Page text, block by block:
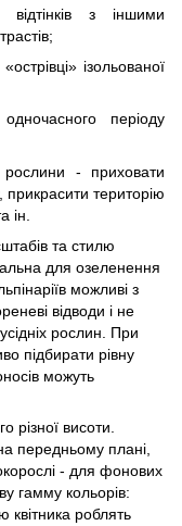
відтінків з іншими
ізольованої
періоду
рослини - приховати
прикрасити територію
ін.
та стилю
для озеленення
можливі з
відводи і не
рослин. При
підбирати рівну
можуть
різної висоти.
передньому плані,
- для фонових
гамму кольорів:
квітника роблять